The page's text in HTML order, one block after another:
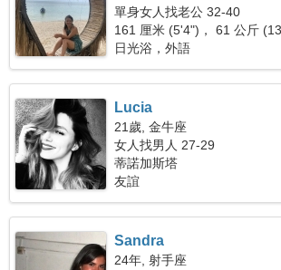
單身女人找老公 32-40
161 厘米 (5'4")， 61 公斤
日光浴，外語
Lucia
21歲, 金牛座
女人找男人 27-29
蒂諾加斯塔
友誼
Sandra
24年, 射手座